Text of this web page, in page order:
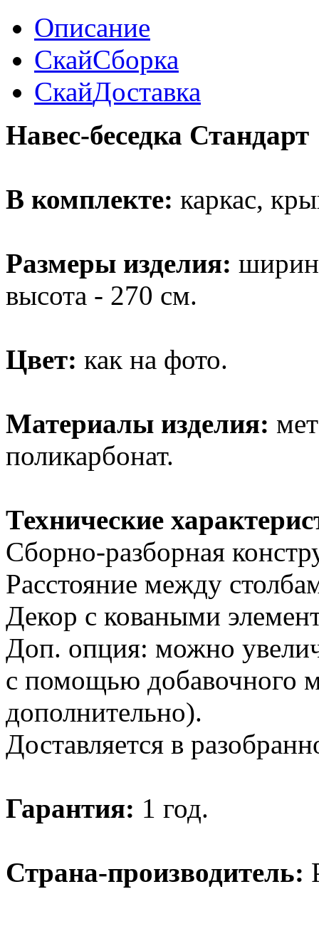
Описание
СкайСборка
СкайДоставка
Навес-беседка Стандарт
В комплекте: каркас,
Размеры изделия:
высота - 270 см.
Цвет: как на фото.
Материалы изделия:
поликарбонат.
Технические
Сборно-разборная
Расстояние между
Декор с коваными
Доп. опция: можно
с помощью добавочного
дополнительно).
Доставляется в
Гарантия: 1 год.
Страна-производитель: